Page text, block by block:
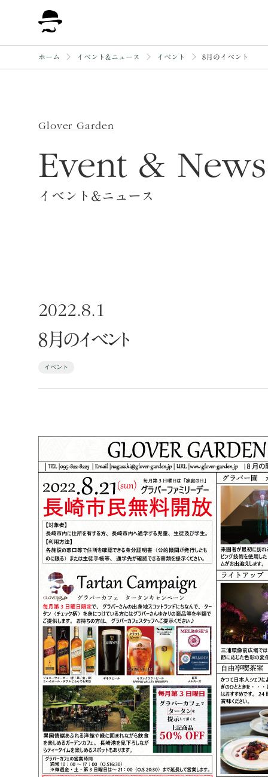
保存修理工事について
ホーム イベント&ニュース イベント 8月のイベント
Glover Garden
Event & News
イベント&ニュース
8月のイベント
2022.8.1
イベント